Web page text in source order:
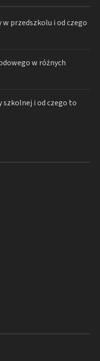
przedszkolu i od czego
w różnych
i od czego to